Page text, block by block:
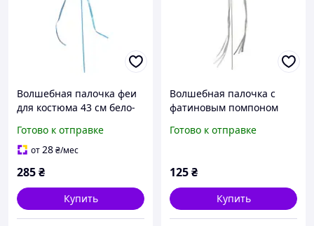
Волшебная палочка феи
для костюма 43 см бело-
Готово к отправке
от28₴/мес
285₴
Купить
Волшебная палочка с
фатиновым помпоном
Готово к отправке
125₴
Купить